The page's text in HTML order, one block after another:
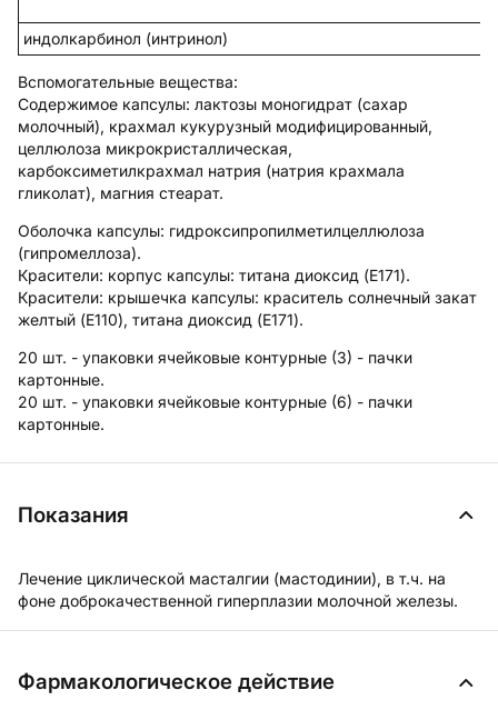
индолкарбинол (интринол)
Вспомогательные вещества:
Содержимое капсулы: лактозы моногидрат (сахар
молочный), крахмал кукурузный модифицированный,
целлюлоза микрокристаллическая,
карбоксиметилкрахмал натрия (натрия крахмала
гликолат), магния стеарат.
Оболочка капсулы: гидроксипропилметилцеллюлоза
(гипромеллоза).
Красители: корпус капсулы: титана диоксид (E171).
Красители: крышечка капсулы: краситель солнечный закат
желтый (E110), титана диоксид (E171).
20 шт. - упаковки ячейковые контурные (3) - пачки
картонные.
20 шт. - упаковки ячейковые контурные (6) - пачки
картонные.
Показания
Лечение циклической масталгии (мастодинии), в т.ч. на
фоне доброкачественной гиперплазии молочной железы.
Фармакологическое действие